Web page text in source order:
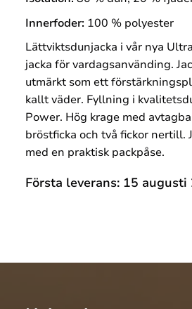
Innerfoder: 100 % polyester
Lättviktsdunjacka i vår nya
jacka för vardagsanvänding.
utmärkt som ett
kallt väder. Fyllning i
Power. Hög krage med
bröstficka och två fickor nertill.
med en praktisk packpåse.
Första leverans: 15 augusti